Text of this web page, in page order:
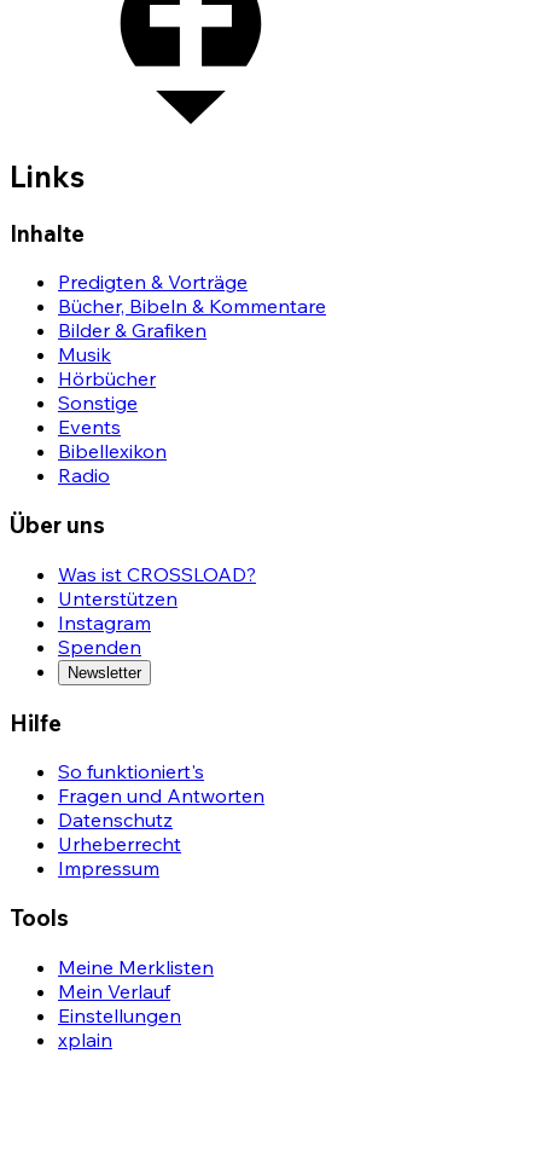
Links
Inhalte
Predigten & Vorträge
Bücher, Bibeln & Kommentare
Bilder & Grafiken
Musik
Hörbücher
Sonstige
Events
Bibellexikon
Radio
Über uns
Was ist CROSSLOAD?
Unterstützen
Instagram
Spenden
Newsletter
Hilfe
So funktioniert's
Fragen und Antworten
Datenschutz
Urheberrecht
Impressum
Tools
Meine Merklisten
Mein Verlauf
Einstellungen
xplain